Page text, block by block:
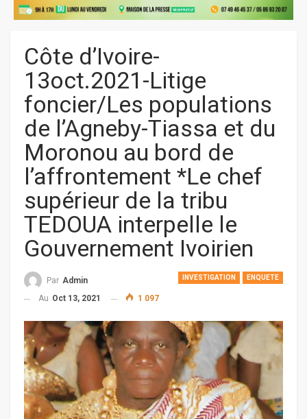
Côte d’Ivoire-
13oct.2021-Litige
foncier/Les populations
de l’Agneby-Tiassa et du
Moronou au bord de
l’affrontement *Le chef
supérieur de la tribu
TEDOUA interpelle le
Gouvernement Ivoirien
INVESTIGATION ENQUETE
Par Admin
Au Oct 13, 2021 1 097